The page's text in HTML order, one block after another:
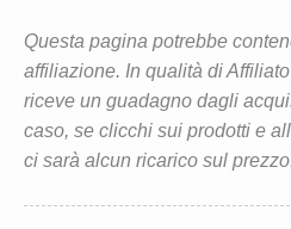
Questa pagina potrebbe
affiliazione. In qualità di
riceve un guadagno dagli
caso, se clicchi sui prodotti e
ci sarà alcun ricarico sul